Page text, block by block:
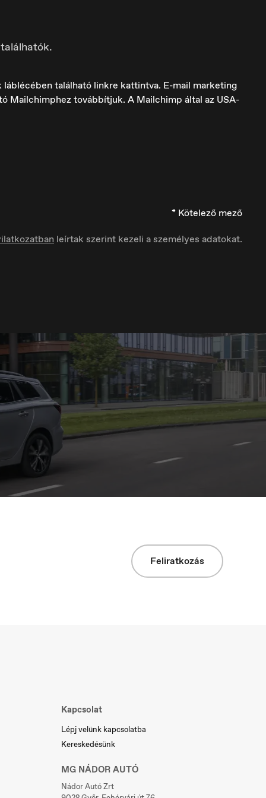
Norge
Norsk
találhatók.
található linkre kattintva. E-mail marketing
Mailchimphez továbbítjuk. A Mailchimp által az USA-
* Kötelező mező
leírtak szerint kezeli a személyes adatokat.
Feliratkozás
Kapcsolat
Lépj velünk kapcsolatba
Kereskedésünk
MG NÁDOR AUTÓ
Nádor Autó Zrt